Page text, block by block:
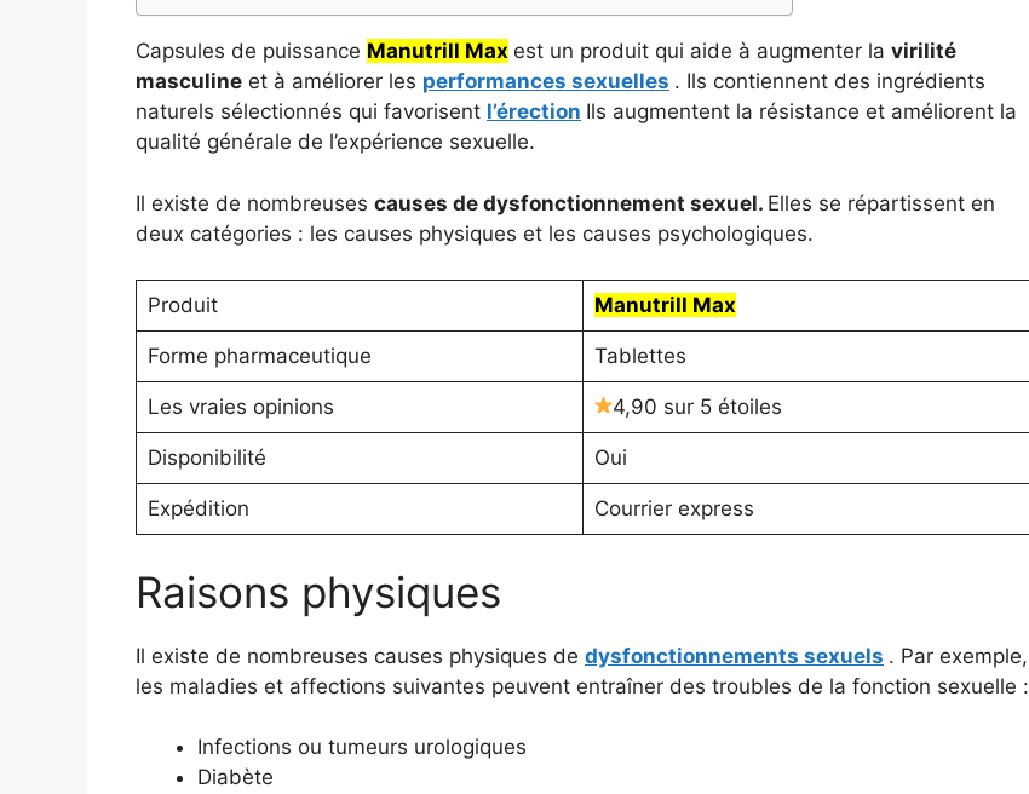
Capsules de puissance Manutrill Max est un produit qui aide à augmenter la virilité
masculine et à améliorer les performances sexuelles . Ils contiennent des ingrédients
naturels sélectionnés qui favorisent l’érection Ils augmentent la résistance et améliorent la
qualité générale de l’expérience sexuelle.
Il existe de nombreuses causes de dysfonctionnement sexuel. Elles se répartissent en
deux catégories : les causes physiques et les causes psychologiques.
Produit Manutrill Max
Forme pharmaceutique Tablettes
Les vraies opinions 4,90 sur 5 étoiles
Disponibilité Oui
Expédition Courrier express
Raisons physiques
Il existe de nombreuses causes physiques de dysfonctionnements sexuels . Par exemple,
les maladies et affections suivantes peuvent entraîner des troubles de la fonction sexuelle :
Infections ou tumeurs urologiques
Diabète